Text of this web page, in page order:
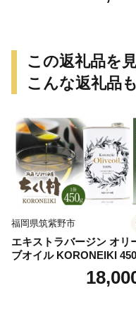
セット 詰合せ 飲み比べ
日 ギフト プレゼント 贈
【bbi012-1】
この返礼品を
こんな返礼品
福岡県筑紫野市
エキストラバージン オリ
ブオイル KORONEIKI
[筑前たなか油屋 福岡県 筑
野市 21760403] 油 食用油